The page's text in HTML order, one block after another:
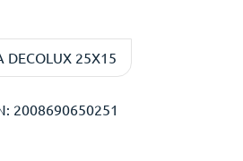
25X15
2008690650251